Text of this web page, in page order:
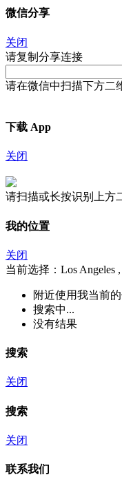
微信分享
关闭
请复制分享连接
请在微信中扫描下方二
下载 App
关闭
请扫描或长按识别上方
我的位置
关闭
当前选择：Los Angeles
附近使用我当前
搜索中...
没有结果
搜索
关闭
搜索
关闭
联系我们